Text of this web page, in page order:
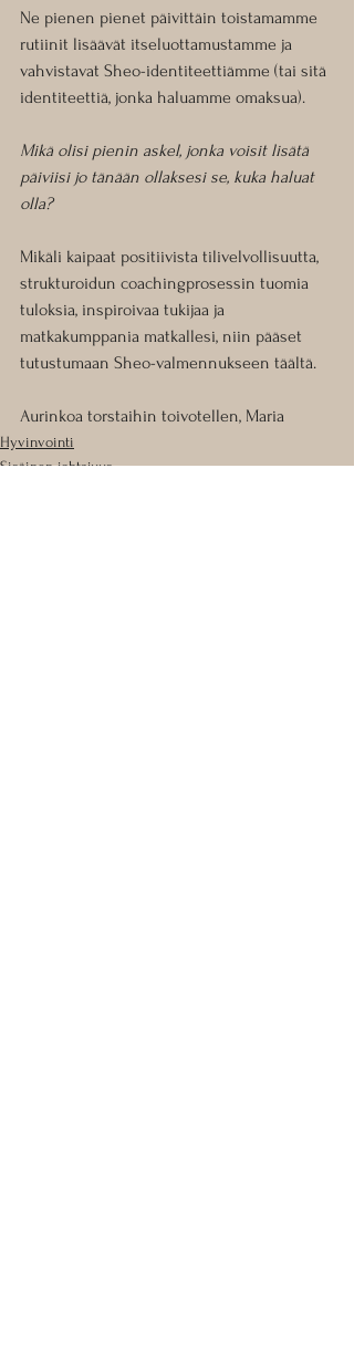
Ne pienen pienet päivittäin toistamamme
rutiinit lisäävät itseluottamustamme ja
vahvistavat Sheo-identiteettiämme (tai sitä
identiteettiä, jonka haluamme omaksua).
Mikä olisi pienin askel, jonka voisit lisätä
päiviisi jo tänään ollaksesi se, kuka haluat
olla?
Mikäli kaipaat positiivista tilivelvollisuutta,
strukturoidun coachingprosessin tuomia
tuloksia, inspiroivaa tukijaa ja
matkakumppania matkallesi, niin pääset
tutustumaan Sheo-valmennukseen täältä.
Aurinkoa torstaihin toivotellen, Maria
Hyvinvointi
Sisäinen johtajuus